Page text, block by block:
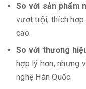
So với sản phẩm
vượt trội, thích
cao.
So với thương
hợp lý hơn, nhưng
nghệ Hàn Quốc.